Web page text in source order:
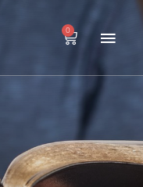
0
Warenkorb